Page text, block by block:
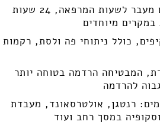
זמינות למקרי חירום מעבר לשעות המרפאה, 24 שעות
במקרים מיוחדים
כולל ניתוחי פה ולסת, רקמות
המבטיחה הרדמה בטוחה יותר
להרדמה
רנטגן, אולטרסאונד, מעבדת
במסך רחב ועוד